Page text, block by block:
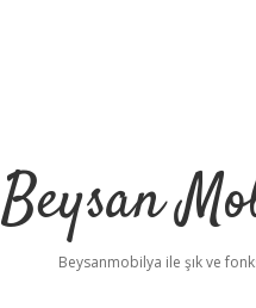
Beysan
Beysanmobilya ile şık ve